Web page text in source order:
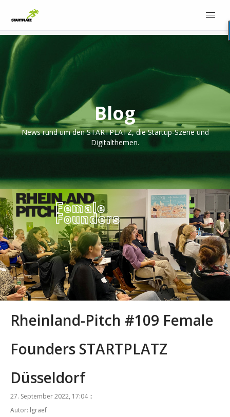
Blog
News rund um den STARTPLATZ, die Startup-Szene und
Digitalthemen.
Rheinland-Pitch #109 Female
Founders STARTPLATZ
Düsseldorf
27. September 2022, 17:04 ::
Autor: lgraef